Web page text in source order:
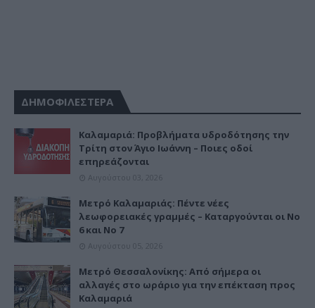
ΔΗΜΟΦΙΛΕΣΤΕΡΑ
Καλαμαριά: Προβλήματα υδροδότησης την
Τρίτη στον Άγιο Ιωάννη – Ποιες οδοί
επηρεάζονται
Αυγούστου 03, 2026
Μετρό Καλαμαριάς: Πέντε νέες
λεωφορειακές γραμμές – Καταργούνται οι Νο
6 και Νο 7
Αυγούστου 05, 2026
Μετρό Θεσσαλονίκης: Από σήμερα οι
αλλαγές στο ωράριο για την επέκταση προς
Καλαμαριά